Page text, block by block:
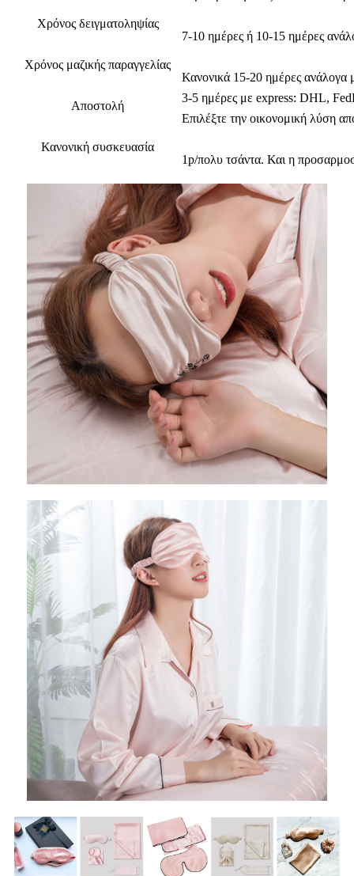
Χρόνος δειγματοληψίας
7-10 ημέρες ή 10-15 ημέρες
Χρόνος μαζικής παραγγελίας
Κανονικά 15-20 ημέρες ανάλογα
Αποστολή
3-5 ημέρες με express: DHL,
Επιλέξτε την οικονομική λύση
Κανονική συσκευασία
1p/πολυ τσάντα. Και η